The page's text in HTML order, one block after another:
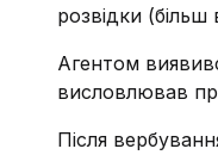
розвідки
Агентом
висловлював
Після